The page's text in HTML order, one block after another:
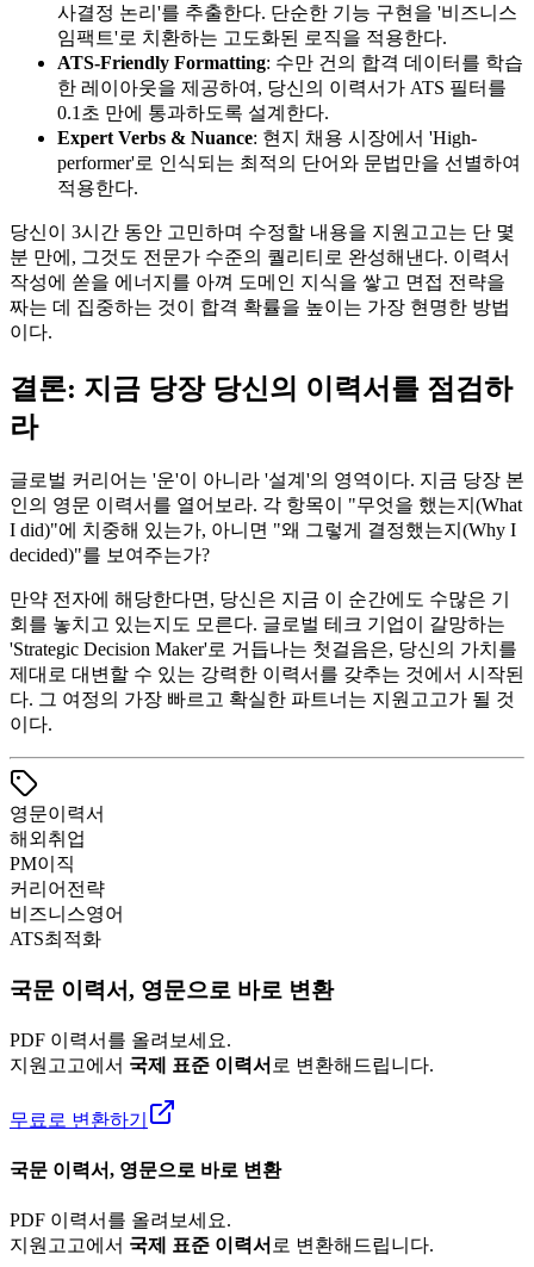
사결정 논리'를 추출한다. 단순한 기능 구현을 '비즈니스
임팩트'로 치환하는 고도화된 로직을 적용한다.
ATS-Friendly Formatting: 수만 건의 합격 데이터를 학습
한 레이아웃을 제공하여, 당신의 이력서가 ATS 필터를
0.1초 만에 통과하도록 설계한다.
Expert Verbs & Nuance: 현지 채용 시장에서 'High-
performer'로 인식되는 최적의 단어와 문법만을 선별하여
적용한다.
당신이 3시간 동안 고민하며 수정할 내용을 지원고고는 단 몇
분 만에, 그것도 전문가 수준의 퀄리티로 완성해낸다. 이력서
작성에 쏟을 에너지를 아껴 도메인 지식을 쌓고 면접 전략을
짜는 데 집중하는 것이 합격 확률을 높이는 가장 현명한 방법
이다.
결론: 지금 당장 당신의 이력서를 점검하
라
글로벌 커리어는 '운'이 아니라 '설계'의 영역이다. 지금 당장 본
인의 영문 이력서를 열어보라. 각 항목이 "무엇을 했는지(What
I did)"에 치중해 있는가, 아니면 "왜 그렇게 결정했는지(Why I
decided)"를 보여주는가?
만약 전자에 해당한다면, 당신은 지금 이 순간에도 수많은 기
회를 놓치고 있는지도 모른다. 글로벌 테크 기업이 갈망하는
'Strategic Decision Maker'로 거듭나는 첫걸음은, 당신의 가치를
제대로 대변할 수 있는 강력한 이력서를 갖추는 것에서 시작된
다. 그 여정의 가장 빠르고 확실한 파트너는 지원고고가 될 것
이다.
영문이력서
해외취업
PM이직
커리어전략
비즈니스영어
ATS최적화
국문 이력서, 영문으로 바로 변환
PDF 이력서를 올려보세요.
지원고고에서 국제 표준 이력서 로 변환해드립니다.
무료로 변환하기
국문 이력서, 영문으로 바로 변환
PDF 이력서를 올려보세요.
지원고고에서 국제 표준 이력서 로 변환해드립니다.